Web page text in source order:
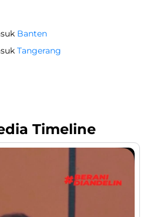
Banten
Tangerang
Timeline